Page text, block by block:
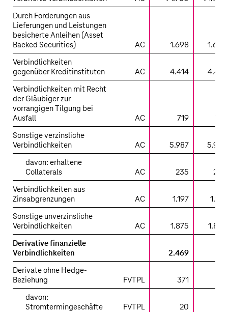
Durch Forderungen aus
Lieferungen und Leistungen
besicherte Anleihen (Asset
Backed Securities)
AC 1.698
1.698
Verbindlichkeiten
gegenüber Kreditinstituten
AC 4.414
4.414
Verbindlichkeiten mit Recht
der Gläubiger zur
vorrangigen Tilgung bei
Ausfall
AC 719
719
Sonstige verzinsliche
Verbindlichkeiten
AC 5.987
5.987
davon: erhaltene
Collaterals
AC 235
235
Verbindlichkeiten aus
Zinsabgrenzungen
AC 1.197
1.197
Sonstige unverzinsliche
Verbindlichkeiten
AC 1.875
1.875
Derivative finanzielle
Verbindlichkeiten
2.469
Derivate ohne Hedge-
Beziehung
FVTPL
371
davon:
Stromtermingeschäfte
FVTPL
20